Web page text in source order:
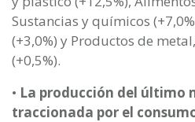
Sustancias y químicos
(+3,0%) y Productos de
(+0,5%).
• La producción del último
traccionada por el